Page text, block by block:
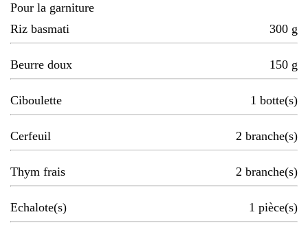
Pour la garniture
Riz basmati
300 g
Beurre doux 150 g
Ciboulette 1 botte(s)
Cerfeuil 2 branche(s)
Thym frais 2 branche(s)
Echalote(s) 1 pièce(s)